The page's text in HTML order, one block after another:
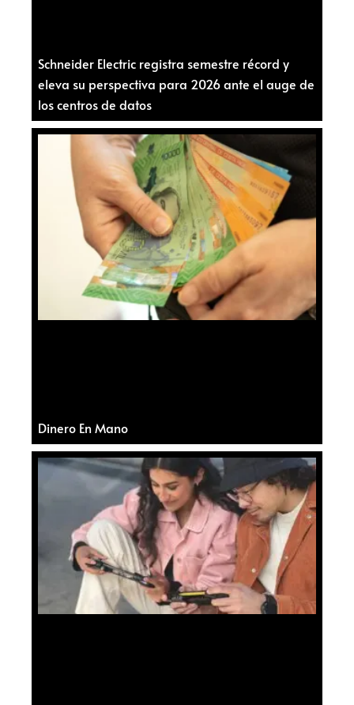
Schneider Electric registra semestre récord y
eleva su perspectiva para 2026 ante el auge de
los centros de datos
Dinero En Mano